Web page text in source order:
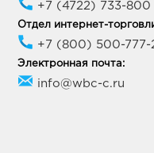
руб.
г
+7 (4722) 733-800
Отдел интернет-
+7 (800) 500-777-
Электронная почта:
info@wbc-c.ru